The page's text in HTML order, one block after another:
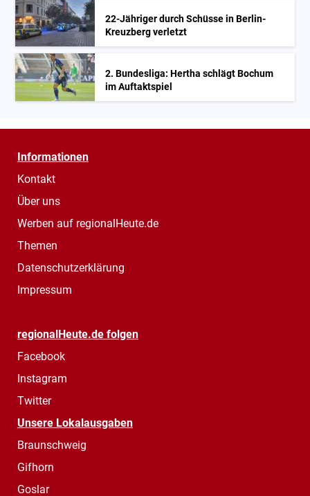
22-Jähriger durch Schüsse in Berlin-
Kreuzberg verletzt
2. Bundesliga: Hertha schlägt Bochum
im Auftaktspiel
Informationen
Kontakt
Über uns
Werben auf regionalHeute.de
Themen
Datenschutzerklärung
Impressum
regionalHeute.de folgen
Facebook
Instagram
Twitter
Unsere Lokalausgaben
Braunschweig
Gifhorn
Goslar